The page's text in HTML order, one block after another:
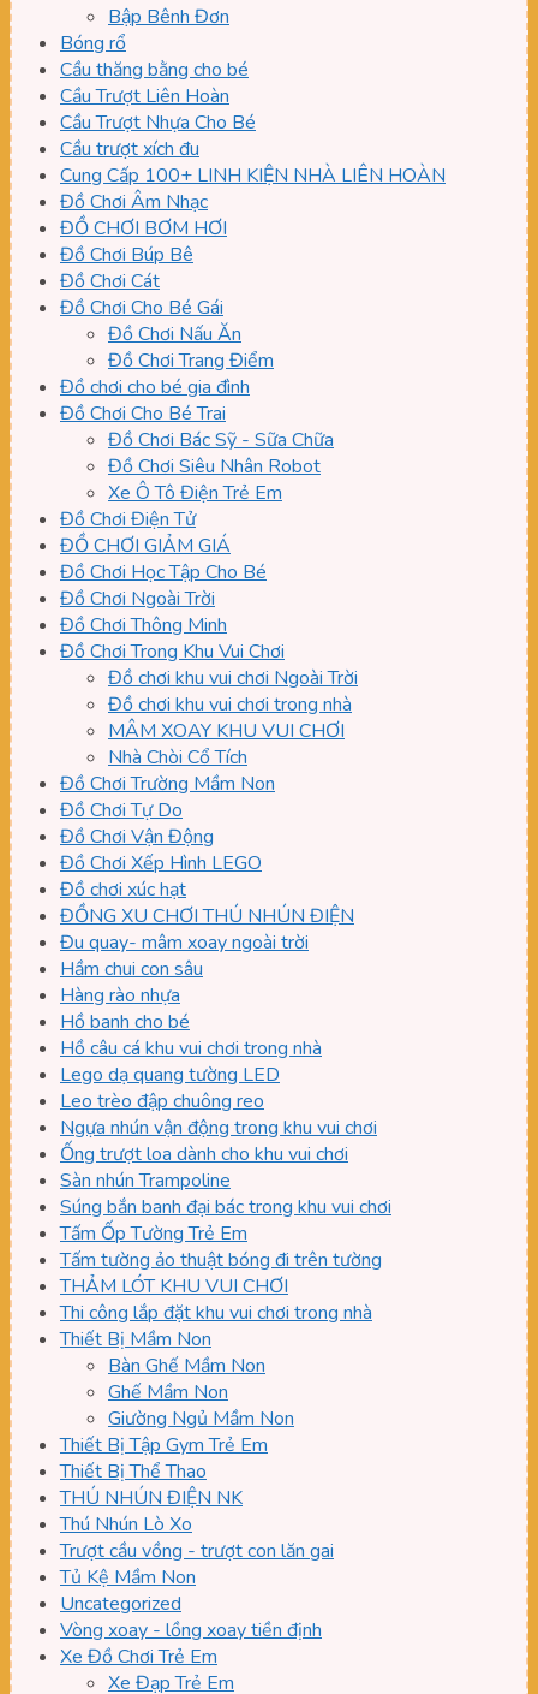
Bập Bênh Đơn
Bóng rổ
Cầu thăng bằng cho bé
Cầu Trượt Liên Hoàn
Cầu Trượt Nhựa Cho Bé
Cầu trượt xích đu
Cung Cấp 100+ LINH KIỆN NHÀ LIÊN HOÀN
Đồ Chơi Âm Nhạc
ĐỒ CHƠI BƠM HƠI
Đồ Chơi Búp Bê
Đồ Chơi Cát
Đồ Chơi Cho Bé Gái
Đồ Chơi Nấu Ăn
Đồ Chơi Trang Điểm
Đồ chơi cho bé gia đình
Đồ Chơi Cho Bé Trai
Đồ Chơi Bác Sỹ - Sữa Chữa
Đồ Chơi Siêu Nhân Robot
Xe Ô Tô Điện Trẻ Em
Đồ Chơi Điện Tử
ĐỒ CHƠI GIẢM GIÁ
Đồ Chơi Học Tập Cho Bé
Đồ Chơi Ngoài Trời
Đồ Chơi Thông Minh
Đồ Chơi Trong Khu Vui Chơi
Đồ chơi khu vui chơi Ngoài Trời
Đồ chơi khu vui chơi trong nhà
MÂM XOAY KHU VUI CHƠI
Nhà Chòi Cổ Tích
Đồ Chơi Trường Mầm Non
Đồ Chơi Tự Do
Đồ Chơi Vận Động
Đồ Chơi Xếp Hình LEGO
Đồ chơi xúc hạt
ĐỒNG XU CHƠI THÚ NHÚN ĐIỆN
Đu quay- mâm xoay ngoài trời
Hầm chui con sâu
Hàng rào nhựa
Hồ banh cho bé
Hồ câu cá khu vui chơi trong nhà
Lego dạ quang tường LED
Leo trèo đập chuông reo
Ngựa nhún vận động trong khu vui chơi
Ống trượt loa dành cho khu vui chơi
Sàn nhún Trampoline
Súng bắn banh đại bác trong khu vui chơi
Tấm Ốp Tường Trẻ Em
Tấm tường ảo thuật bóng đi trên tường
THẢM LÓT KHU VUI CHƠI
Thi công lắp đặt khu vui chơi trong nhà
Thiết Bị Mầm Non
Bàn Ghế Mầm Non
Ghế Mầm Non
Giường Ngủ Mầm Non
Thiết Bị Tập Gym Trẻ Em
Thiết Bị Thể Thao
THÚ NHÚN ĐIỆN NK
Thú Nhún Lò Xo
Trượt cầu vồng - trượt con lăn gai
Tủ Kệ Mầm Non
Uncategorized
Vòng xoay - lồng xoay tiền định
Xe Đồ Chơi Trẻ Em
Xe Đạp Trẻ Em